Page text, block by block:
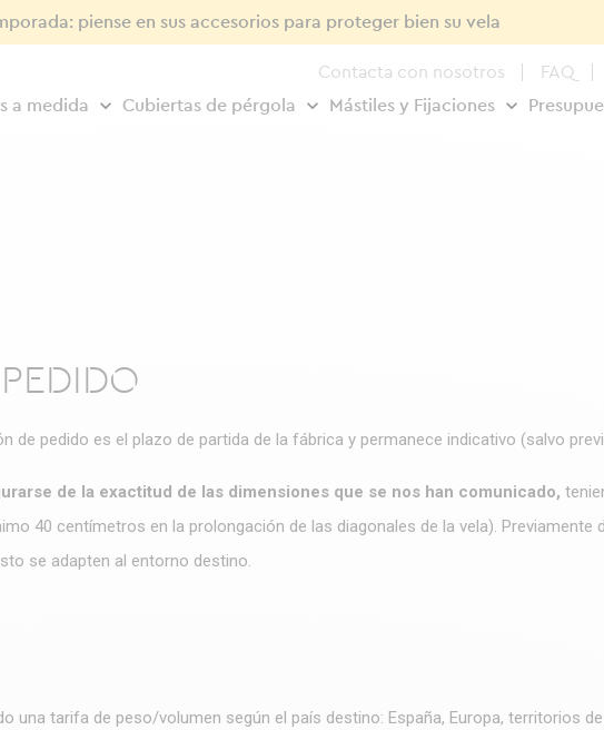
piense en sus accesorios para proteger bien su vela
Contacta con nosotros FAQ
a medida Cubiertas de pérgola Mástiles y Fijaciones
de pedido es el plazo de partida de la fábrica y permanece indicativo (salvo
de la exactitud de las dimensiones que se nos han comunicado,
40 centímetros en la prolongación de las diagonales de la vela). Previamente
se adapten al entorno destino.
una tarifa de peso/volumen según el país destino: España, Europa, territorios